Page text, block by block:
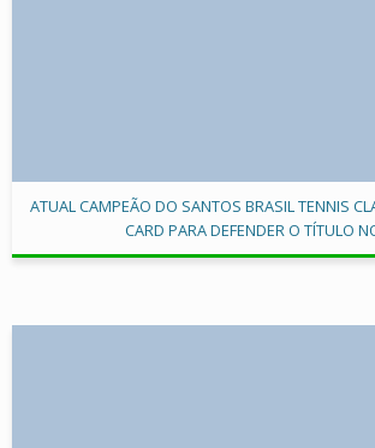
ATUAL CAMPEÃO DO SANTOS BRASIL TENNIS
CARD PARA DEFENDER O TÍTULO